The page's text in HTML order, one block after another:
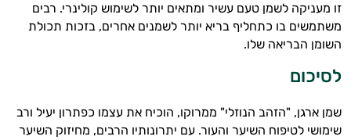
זו מעניקה לשמן טעם עשיר ומתאים יותר לשימוש קולינרי. רבים
משתמשים בו כתחליף בריא יותר לשמנים אחרים, בזכות תכולת
השומן הבריאה שלו.
לסיכום
שמן ארגן, "הזהב הנוזלי" ממרוקו, הוכיח את עצמו כפתרון יעיל ורב
שימושי לטיפוח השיער והעור. עם יתרונותיו הרבים, מחיזוק השיער